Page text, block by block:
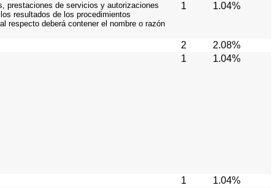
prestaciones de servicios y autorizaciones
resultados de los procedimientos
respecto deberá contener el nombre o razón
1 1.04%
2 2.08%
1 1.04%
1 1.04%